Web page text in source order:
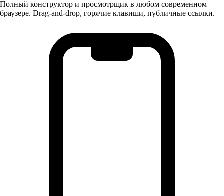
Полный конструктор и просмотрщик в любом современном
браузере. Drag-and-drop, горячие клавиши, публичные ссылки.